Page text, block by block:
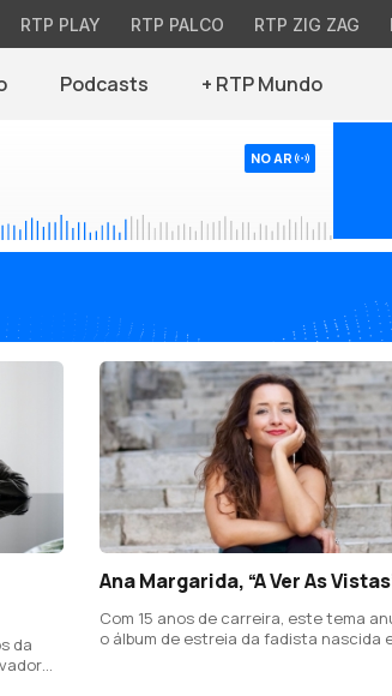
RTP PLAY RTP PALCO RTP ZIG ZAG
Podcasts + RTP Mundo
NO AR
da
Ana Margarida, “A Ver As
Com 15 anos de carreira, este tema
o álbum de estreia da fadista nascida